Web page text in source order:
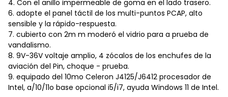
4. Con el anillo impermeable de goma en el lado trasero.
6. adopte el panel táctil de los multi-puntos PCAP, alto
sensible y la rápido-respuesta.
7. cubierto con 2m m moderó el vidrio para a prueba de
vandalismo.
8. 9V-36V voltaje amplio, 4 zócalos de los enchufes de la
aviación del Pin, choque - prueba.
9. equipado del 10mo Celeron J4125/J6412 procesador de
Intel, a/10/11o base opcional i5/i7, ayuda Windows 11 de Intel.